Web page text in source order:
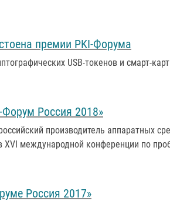
премии PKI-Форума
USB-токенов и смарт-
Форум Россия 2018»
производитель аппаратных
международной конференции по
Россия 2017»